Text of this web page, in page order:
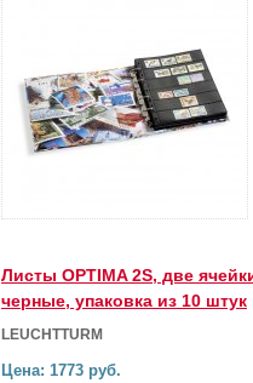
Листы OPTIMA 2S, две
черные, упаковка из 10 штук
LEUCHTTURM
Цена: 1773 руб.